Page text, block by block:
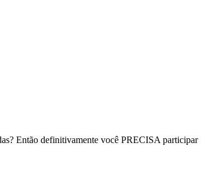
Então definitivamente você PRECISA participar